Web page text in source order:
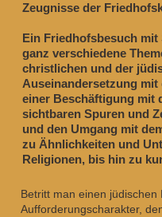
Zeugnisse der
Ein Friedhofsbesuch
ganz verschiedene
christlichen und der
Auseinandersetzung
einer Beschäftigung mit
sichtbaren Spuren und
und den Umgang mit
zu Ähnlichkeiten und
Religionen, bis hin zu
Betritt man einen
Aufforderungscharakter,